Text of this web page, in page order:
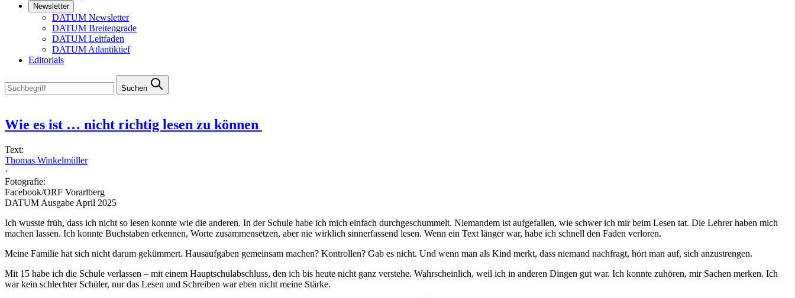
Newsletter
DATUM Newsletter
DATUM Breitengrade
DATUM Leitfaden
DATUM Atlantiktief
Editorials
Suchen
Wie es ist … nicht richtig lesen zu können
Text:
Thomas Winkelmüller
·
Fotografie:
Facebook/ORF Vorarlberg
DATUM Ausgabe April 2025
Ich wusste früh, dass ich nicht so lesen konnte wie die anderen. In der Schule habe ich mich einfach durchgeschummelt. Niemandem ist aufgefallen, wie schwer ich mir beim Lesen tat. Die Lehrer haben mich
machen lassen. Ich konnte Buchstaben erkennen, Worte zusammensetzen, aber nie wirklich sinnerfassend lesen. Wenn ein Text länger war, habe ich schnell den Faden verloren.
Meine Familie hat sich nicht darum gekümmert. Hausaufgaben gemeinsam machen? Kontrollen? Gab es nicht. Und wenn man als Kind merkt, dass niemand nachfragt, hört man auf, sich anzustrengen.
Mit 15 habe ich die Schule verlassen – mit einem Hauptschulabschluss, den ich bis heute nicht ganz verstehe. Wahrscheinlich, weil ich in anderen Dingen gut war. Ich konnte zuhören, mir ­Sachen merken. Ich
war kein schlechter Schüler, nur das Lesen und Schreiben war eben nicht meine Stärke.